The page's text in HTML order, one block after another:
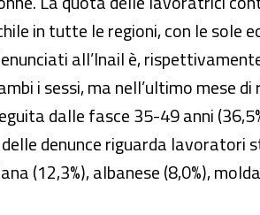
in tutte le regioni, con le sole
all’Inail è,
i sessi, ma nell’ultimo mese
dalle fasce 35-49 anni
denunce riguarda
(12,3%), albanese (8,0%),